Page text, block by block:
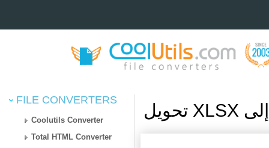
FILE CONVERTERS
Coolutils Converter
Total HTML Converter